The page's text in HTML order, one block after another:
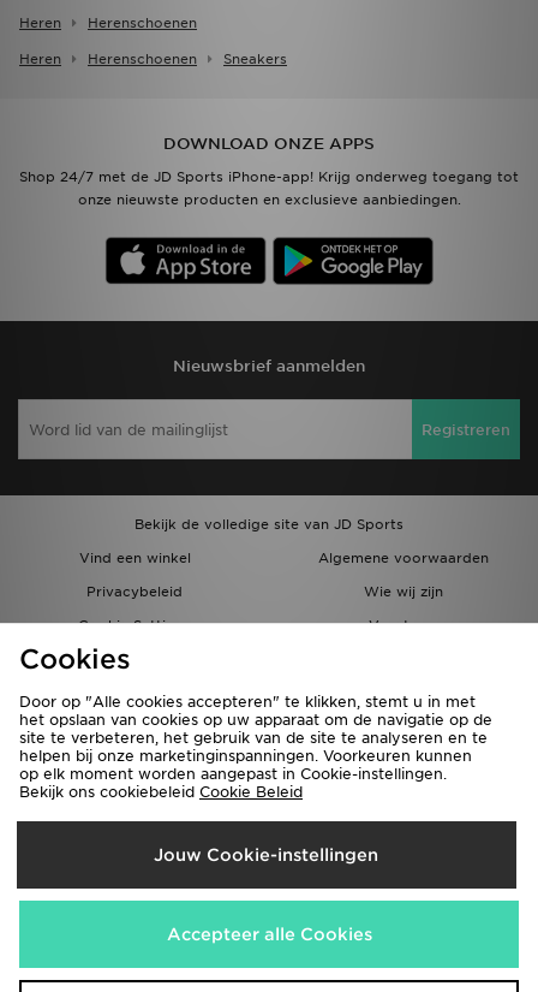
Heren Herenschoenen
Heren Herenschoenen Sneakers
DOWNLOAD ONZE APPS
Shop 24/7 met de JD Sports iPhone-app! Krijg onderweg toegang tot
onze nieuwste producten en exclusieve aanbiedingen.
Nieuwsbrief aanmelden
Registreren
Bekijk de volledige site van JD Sports
Vind een winkel
Algemene voorwaarden
Privacybeleid
Wie wij zijn
Cookie Settings
Vacatures
Bestellingen en Levering
Verzenden Naar
België
Wij accepteren de volgende betaalmethoden
Cookies
Door op "Alle cookies accepteren" te klikken, stemt u in met
het opslaan van cookies op uw apparaat om de navigatie op de
site te verbeteren, het gebruik van de site te analyseren en te
helpen bij onze marketinginspanningen. Voorkeuren kunnen
op elk moment worden aangepast in Cookie-instellingen.
Bekijk ons cookiebeleid Cookie Beleid
Jouw Cookie-instellingen
Accepteer alle Cookies